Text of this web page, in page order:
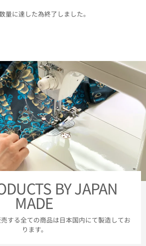
量に達した為終了しました。
BY JAPAN
MADE
する全ての商品は日本国内にて製造してお
ります。